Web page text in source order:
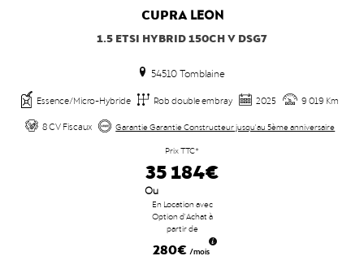
CUPRA LEON
1.5 ETSI HYBRID 150CH V DSG7
54510 Tomblaine
Essence/Micro-Hybride Rob double embray 2025
9 019 Km
8 CV Fiscaux
Garantie Garantie Constructeur jusqu'au 5ème anniversaire
Prix TTC*
35 184€
Ou
En Location avec
Option d'Achat à
partir de
280€ /mois